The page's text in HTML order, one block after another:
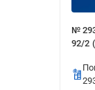
№
92/2